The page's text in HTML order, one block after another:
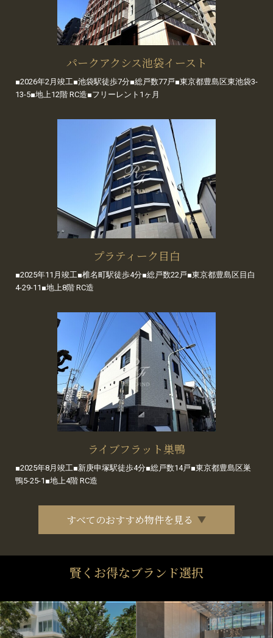
パークアクシス池袋イースト
■2026年2月竣工■池袋駅徒歩7分■総戸数77戸■東京都豊島区東池袋3-
13-5■地上12階 RC造■フリーレント1ヶ月
プラティーク目白
■2025年11月竣工■椎名町駅徒歩4分■総戸数22戸■東京都豊島区目白
4-29-11■地上8階 RC造
ライブフラット巣鴨
■2025年8月竣工■新庚申塚駅徒歩4分■総戸数14戸■東京都豊島区巣
鴨5-25-1■地上4階 RC造
すべてのおすすめ物件を見る
賢くお得なブランド選択